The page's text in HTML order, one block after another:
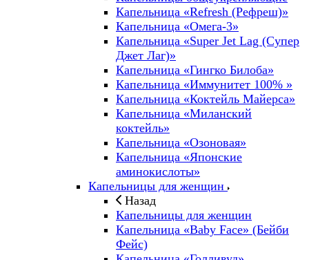
Капельница «Refresh (Рефреш)»
Капельница «Омега-3»
Капельница «Super Jet Lag (Супер
Джет Лаг)»
Капельница «Гингко Билоба»
Капельница «Иммунитет 100% »
Капельница «Коктейль Майерса»
Капельница «Миланский
коктейль»
Капельница «Озоновая»
Капельница «Японские
аминокислоты»
Капельницы для женщин
Назад
Капельницы для женщин
Капельница «Baby Face» (Бейби
Фейс)